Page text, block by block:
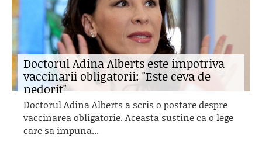
Doctorul Adina Alberts este impotriva
vaccinarii obligatorii: "Este ceva de
nedorit"
Doctorul Adina Alberts a scris o postare despre
vaccinarea obligatorie. Aceasta sustine ca o lege
care sa impuna...